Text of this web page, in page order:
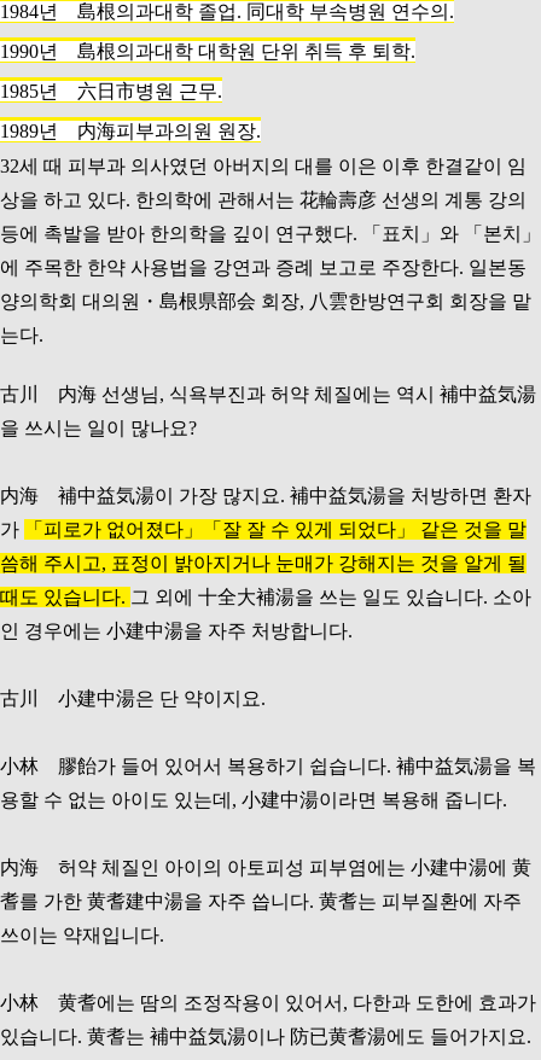
1984년 島根의과대학 졸업. 同대학 부속병원 연수의.
1990년 島根의과대학 대학원 단위 취득 후 퇴학.
1985년 六日市병원 근무.
1989년 内海피부과의원 원장.
32세 때 피부과 의사였던 아버지의 대를 이은 이후 한결같이 임
상을 하고 있다. 한의학에 관해서는 花輪壽彦 선생의 계통 강의
등에 촉발을 받아 한의학을 깊이 연구했다. 「표치」와 「본치」
에 주목한 한약 사용법을 강연과 증례 보고로 주장한다. 일본동
양의학회 대의원・島根県部会 회장, 八雲한방연구회 회장을 맡
는다.
古川 内海 선생님, 식욕부진과 허약 체질에는 역시 補中益気湯
을 쓰시는 일이 많나요?
内海 補中益気湯이 가장 많지요. 補中益気湯을 처방하면 환자
가
「피로가 없어졌다」「잘 잘 수 있게 되었다」 같은 것을 말
씀해 주시고, 표정이 밝아지거나 눈매가 강해지는 것을 알게 될
때도 있습니다. 그 외에 十全大補湯을 쓰는 일도 있습니다. 소아
인 경우에는 小建中湯을 자주 처방합니다.
古川 小建中湯은 단 약이지요.
小林 膠飴가 들어 있어서 복용하기 쉽습니다. 補中益気湯을 복
용할 수 없는 아이도 있는데, 小建中湯이라면 복용해 줍니다.
内海 허약 체질인 아이의 아토피성 피부염에는 小建中湯에 黄
耆를 가한 黄耆建中湯을 자주 씁니다. 黄耆는 피부질환에 자주
쓰이는 약재입니다.
小林 黄耆에는 땀의 조정작용이 있어서, 다한과 도한에 효과가
있습니다. 黄耆는 補中益気湯이나 防已黄耆湯에도 들어가지요.